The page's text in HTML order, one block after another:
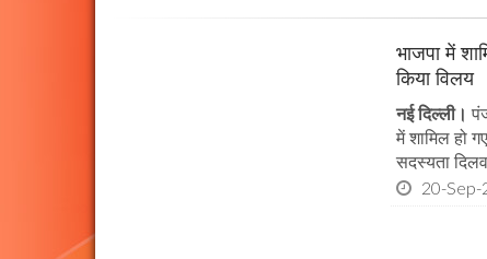
भाजपा में
किया विलय
नई दिल्ली।
में शामिल हो
सदस्यता
20-Sep-